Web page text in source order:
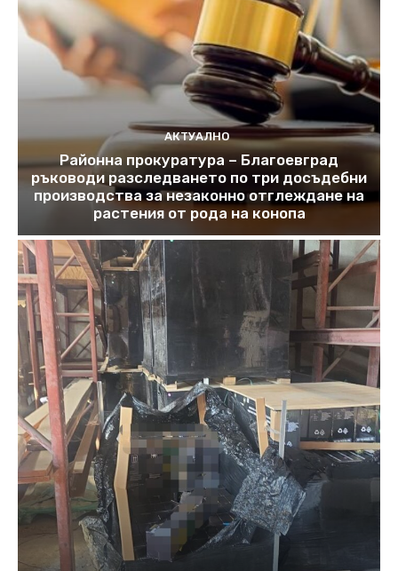
АКТУАЛНО
Районна прокуратура – Благоевград
ръководи разследването по три досъдебни
производства за незаконно отглеждане на
растения от рода на конопа